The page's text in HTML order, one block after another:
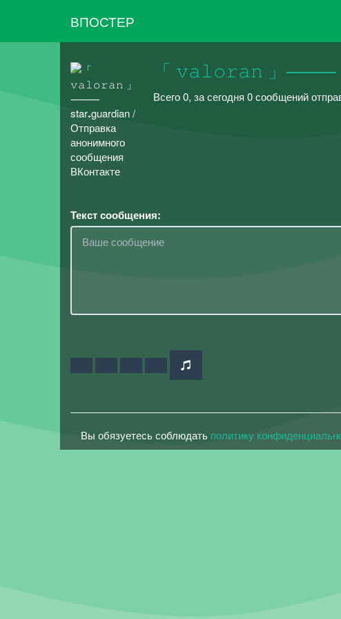
ВПОСТЕР
「 𝚟𝚊𝚕𝚘𝚛𝚊𝚗 」⸻
Всего 0, за сегодня 0 сообщений
Текст сообщения:
Вы обязуетесь соблюдать политику